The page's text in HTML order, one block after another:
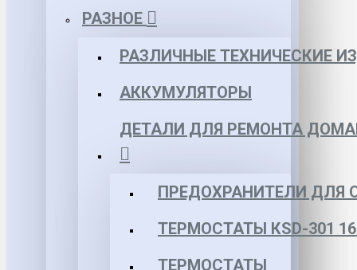
РАЗНОЕ
РАЗЛИЧНЫЕ ТЕХНИЧЕСКИЕ
АККУМУЛЯТОРЫ
ДЕТАЛИ ДЛЯ РЕМОНТА
ПРЕДОХРАНИТЕЛИ ДЛЯ
ТЕРМОСТАТЫ КSD-301
ТЕРМОСТАТЫ